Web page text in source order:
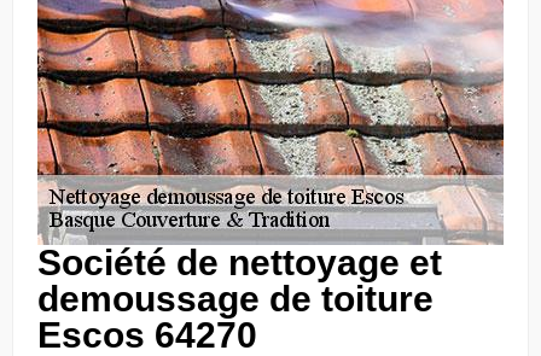
Société de nettoyage et
demoussage de toiture
Escos 64270